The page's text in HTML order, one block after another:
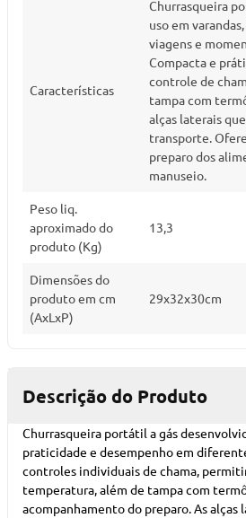
Características
Churrasqueira
uso em
viagens e
Compacta e
controle de
tampa com
alças laterais
transporte.
preparo dos
manuseio.
Peso liq.
aproximado do
produto (Kg)
13,3
Dimensões do
produto em cm
(AxLxP)
29x32x30cm
Descrição do Produto
Churrasqueira portátil a gás
praticidade e desempenho em
controles individuais de chama,
temperatura, além de tampa com
acompanhamento do preparo. As